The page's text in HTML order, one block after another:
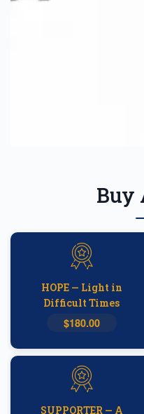
Buy
HOPE — Light in
Difficult Times
$180.00
SUPPORTER — A